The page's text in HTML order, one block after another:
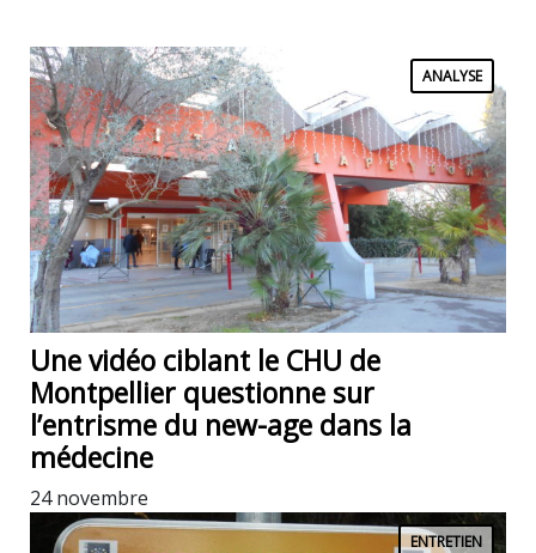
ANALYSE
Une vidéo ciblant le CHU de
Montpellier questionne sur
l’entrisme du new-age dans la
médecine
24 novembre
ENTRETIEN